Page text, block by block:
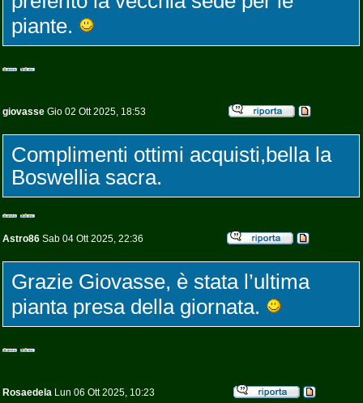
piante.
giovasse Gio 02 Ott 2025, 18:53
Complimenti ottimi acquisti,bella la
Boswellia sacra.
Astro86 Sab 04 Ott 2025, 22:36
Grazie Giovasse, è stata l’ultima
pianta presa della giornata.
Rosaedela Lun 06 Ott 2025, 10:23